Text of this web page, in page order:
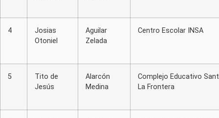
4
Josias
Otoniel
Aguilar
Zelada
Centro Escolar INSA
5
Tito de
Jesús
Alarcón
Medina
Complejo Educativo
La Frontera